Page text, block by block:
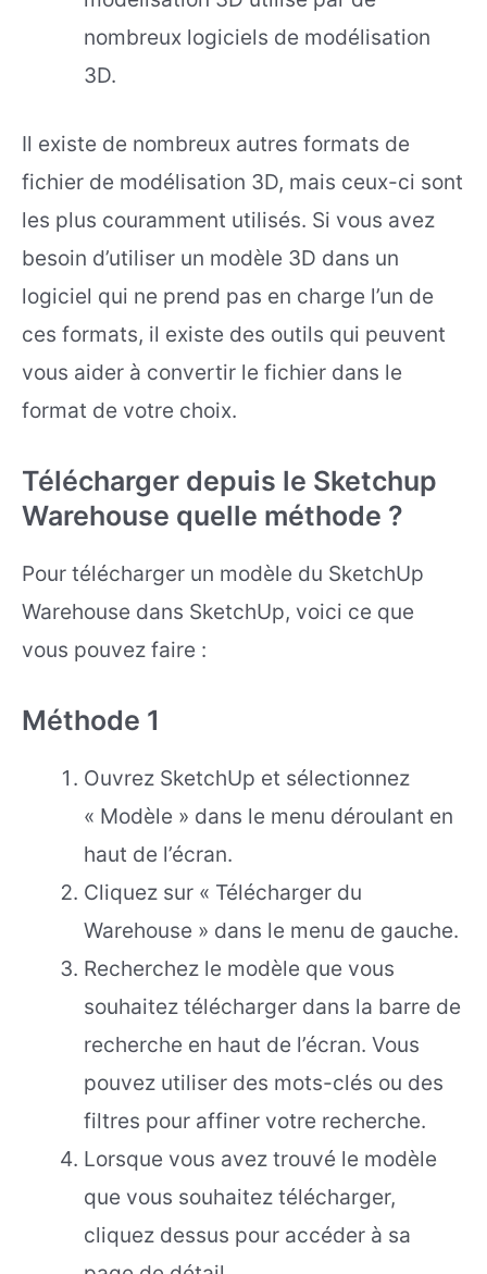
nombreux logiciels de modélisation
3D.
Il existe de nombreux autres formats de
fichier de modélisation 3D, mais ceux-ci sont
les plus couramment utilisés. Si vous avez
besoin d’utiliser un modèle 3D dans un
logiciel qui ne prend pas en charge l’un de
ces formats, il existe des outils qui peuvent
vous aider à convertir le fichier dans le
format de votre choix.
Télécharger depuis le Sketchup
Warehouse quelle méthode ?
Pour télécharger un modèle du SketchUp
Warehouse dans SketchUp, voici ce que
vous pouvez faire :
Méthode 1
Ouvrez SketchUp et sélectionnez
« Modèle » dans le menu déroulant en
haut de l’écran.
Cliquez sur « Télécharger du
Warehouse » dans le menu de gauche.
Recherchez le modèle que vous
souhaitez télécharger dans la barre de
recherche en haut de l’écran. Vous
pouvez utiliser des mots-clés ou des
filtres pour affiner votre recherche.
Lorsque vous avez trouvé le modèle
que vous souhaitez télécharger,
cliquez dessus pour accéder à sa